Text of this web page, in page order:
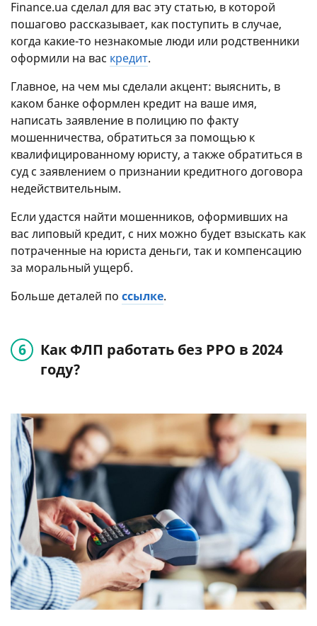
Finance.ua сделал для вас эту статью, в которой
пошагово рассказывает, как поступить в случае,
когда какие-то незнакомые люди или родственники
оформили на вас кредит.
Главное, на чем мы сделали акцент: выяснить, в
каком банке оформлен кредит на ваше имя,
написать заявление в полицию по факту
мошенничества, обратиться за помощью к
квалифицированному юристу, а также обратиться в
суд с заявлением о признании кредитного договора
недействительным.
Если удастся найти мошенников, оформивших на
вас липовый кредит, с них можно будет взыскать как
потраченные на юриста деньги, так и компенсацию
за моральный ущерб.
Больше деталей по ссылке.
Как ФЛП работать без РРО в 2024
году?